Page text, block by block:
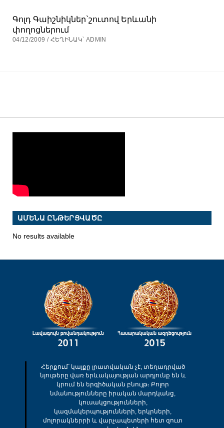
Գոլդ Գաիշնիկներ`շուտով Երևանի
փողոցներում
04/12/2009 / ՀԵՂԻՆԱԿ՝ ADMIN
ԱՄԵՆԱ ԸՆԹԵՐՑՎԱԾԸ
No results available
Հերքում՝ կայքը լրատվական չէ, տեղադրված
նյութերը վառ երևակայության արդյունք են և
կրում են երգիծական բնույթ։ Բոլոր
նմանությունները իրական մարդկանց,
կուսակցությունների,
կազմակերպությունների, երկրների,
մոլորակներրի և վարչապետերի հետ զուտ